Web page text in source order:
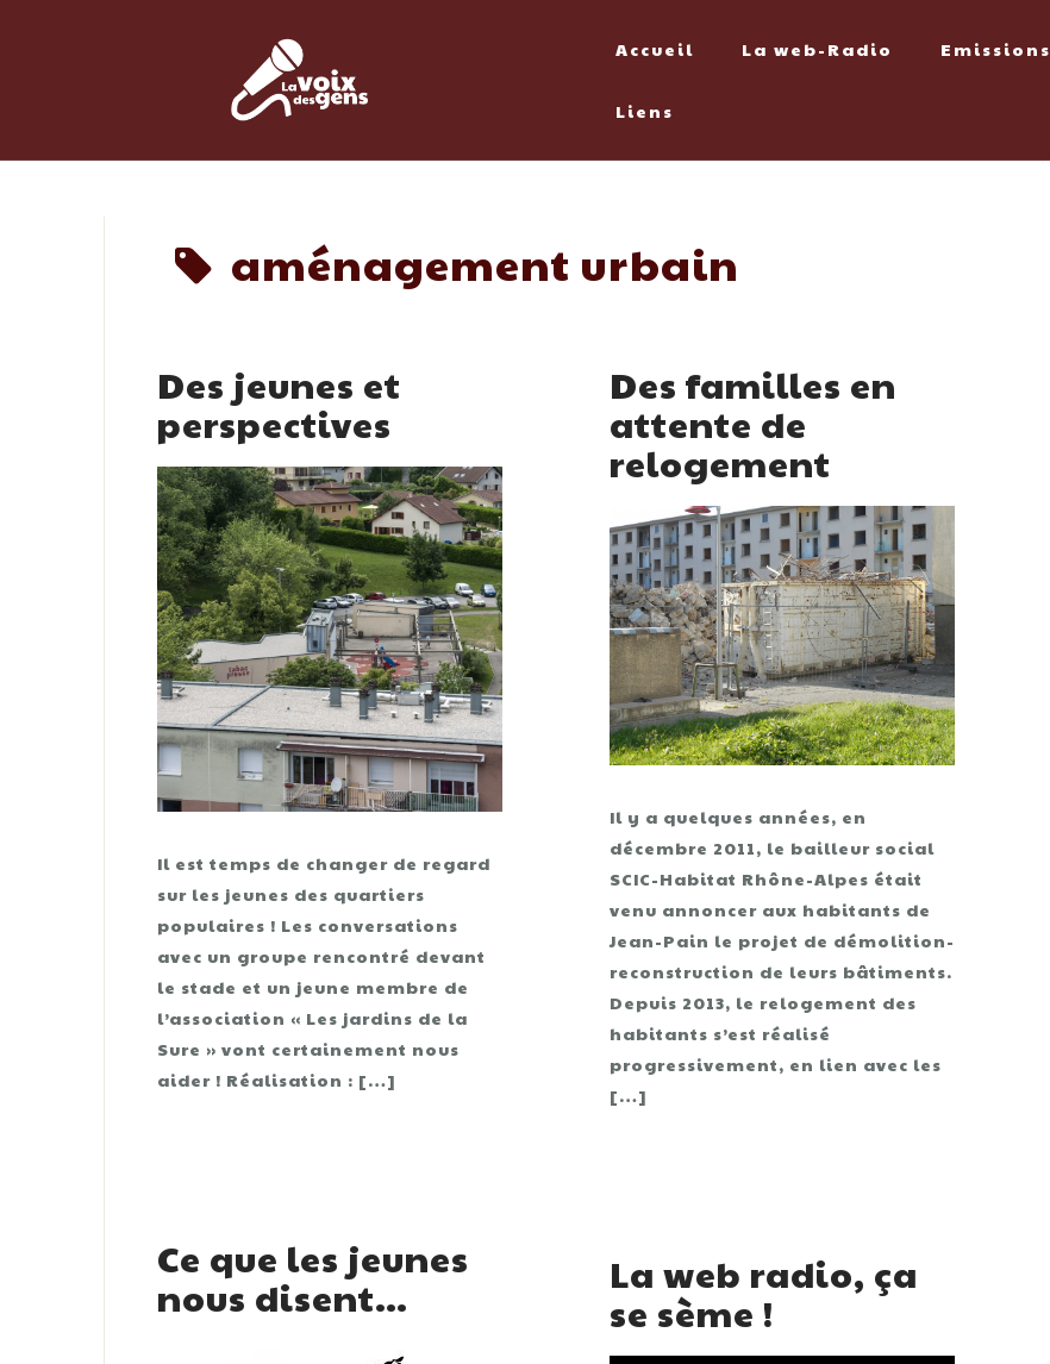
Accueil La web-Radio Emissions
Liens
aménagement urbain
Des jeunes et
perspectives
Il est temps de changer de regard
sur les jeunes des quartiers
populaires ! Les conversations
avec un groupe rencontré devant
le stade et un jeune membre de
l’association « Les jardins de la
Sure » vont certainement nous
aider ! Réalisation : […]
Des familles en
attente de
relogement
Il y a quelques années, en
décembre 2011, le bailleur social
SCIC-Habitat Rhône-Alpes était
venu annoncer aux habitants de
Jean-Pain le projet de démolition-
reconstruction de leurs bâtiments.
Depuis 2013, le relogement des
habitants s’est réalisé
progressivement, en lien avec les
[…]
Ce que les jeunes
nous disent…
La web radio, ça
se sème !